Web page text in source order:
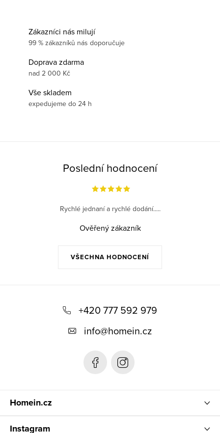
Zákazníci nás milují
99 % zákazníků nás doporučuje
Doprava zdarma
nad 2 000 Kč
Vše skladem
expedujeme do 24 h
Poslední hodnocení
VŠECHNA HODNOCENÍ
Rychlé jednaní a rychlé dodání.....
Ověřený zákazník
+420 777 592 979
info@homein.cz
Homein.cz
Instagram